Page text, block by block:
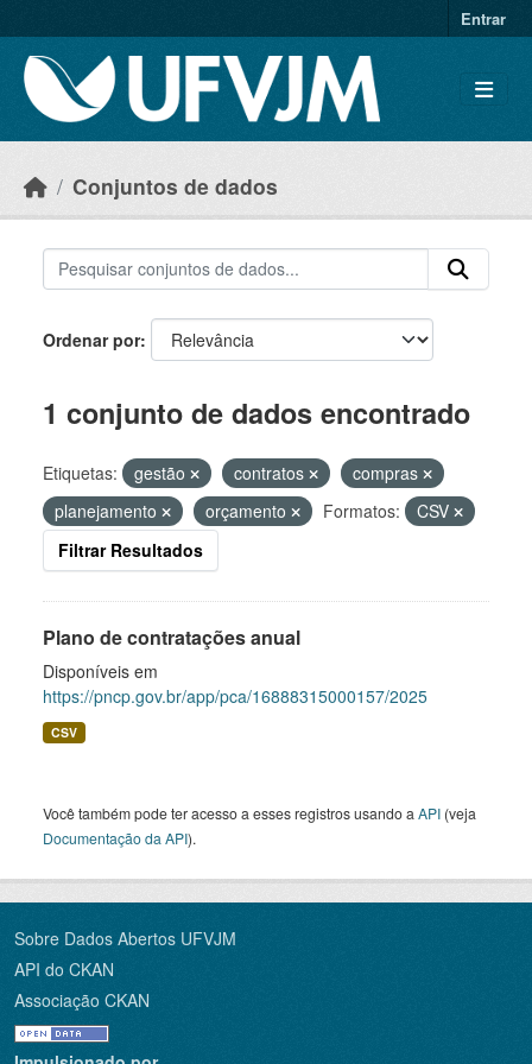
Entrar
Conjuntos de dados
Ordenar por
1 conjunto de dados encontrado
Etiquetas: gestão contratos
compras
planejamento
orçamento Formatos:
CSV
Filtrar Resultados
Plano de contratações anual
Disponíveis em
https://pncp.gov.br/app/pca/16888315000157/2025
CSV
Você também pode ter acesso a esses registros usando a API (veja
Documentação da API).
Sobre Dados Abertos UFVJM
API do CKAN
Associação CKAN